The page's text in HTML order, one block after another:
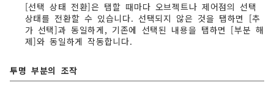
[선택 상태 전환]은 탭할 때마다 오브젝트나 제어점의 선택
상태를 전환할 수 있습니다. 선택되지 않은 것을 탭하면 [추
가 선택]과 동일하게, 기존에 선택된 내용을 탭하면 [부분 해
제]와 동일하게 작동합니다.
투명 부분의 조작